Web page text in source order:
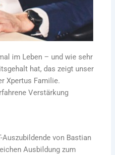
im Leben – und wie sehr
hat, das zeigt unser
Xpertus Familie.
Verstärkung
Auszubildende von Bastian
Ausbildung zum